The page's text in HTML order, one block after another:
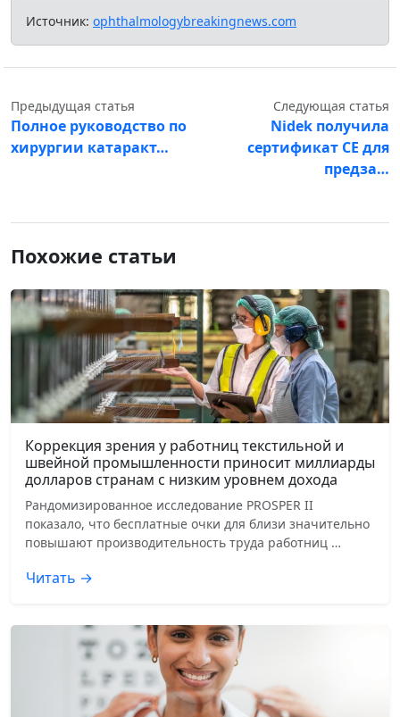
Источник: ophthalmologybreakingnews.com
Предыдущая статья
Полное руководство по
хирургии катаракт…
Следующая статья
Nidek получила
сертификат CE для
предза…
Похожие статьи
Коррекция зрения у работниц текстильной и
швейной промышленности приносит миллиарды
долларов странам с низким уровнем дохода
Рандомизированное исследование PROSPER II
показало, что бесплатные очки для близи значительно
повышают производительность труда работниц …
Читать →